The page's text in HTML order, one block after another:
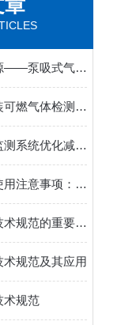
章
主动出击，精准溯源——泵吸式气体检测仪赋能受限空间与应急安全
如何正确选择和安装可燃气体检测报警器？
如何利用烟气在线监测系统优化减排策略？
泵吸式气体检测仪使用注意事项：确保安全与准确性
烟气在线监测系统技术规范的重要性及应用
规范及其应用
术规范